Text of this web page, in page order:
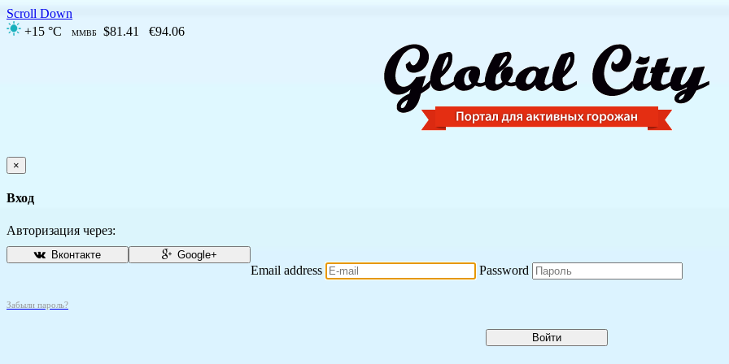
Scroll Down
+15 °C
ММВБ $81.41 €94.06
×
Вход
Авторизация через:
Вконтакте Google+
Email address Password
Забыли пароль?
Войти